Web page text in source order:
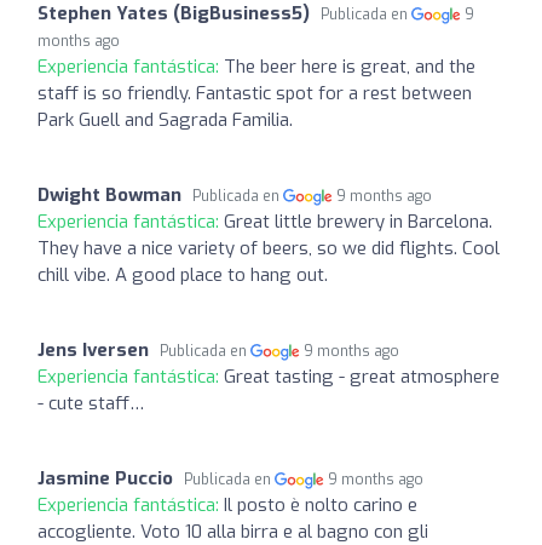
Stephen Yates (BigBusiness5) Publicada en
9
months ago
Experiencia fantástica: The beer here is great, and the
staff is so friendly. Fantastic spot for a rest between
Park Guell and Sagrada Familia.
Dwight Bowman Publicada en 9 months ago
Experiencia fantástica: Great little brewery in Barcelona.
They have a nice variety of beers, so we did flights. Cool
chill vibe. A good place to hang out.
Jens Iversen Publicada en 9 months ago
Experiencia fantástica: Great tasting - great atmosphere
- cute staff…
Jasmine Puccio Publicada en 9 months ago
Experiencia fantástica: Il posto è nolto carino e
accogliente. Voto 10 alla birra e al bagno con gli